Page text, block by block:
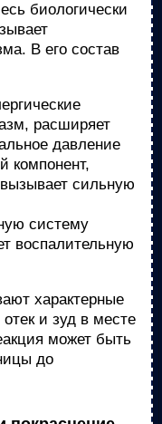
биологически
В его состав
расширяет
давление
компонент,
сильную
систему
воспалительную
характерные
и зуд в месте
может быть
до